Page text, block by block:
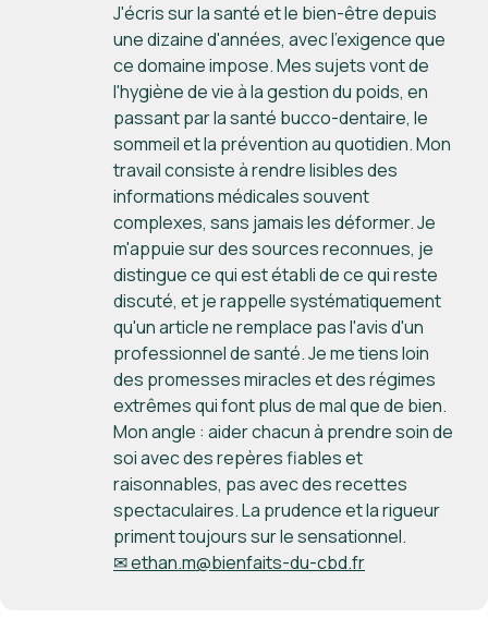
J'écris sur la santé et le bien-être depuis
une dizaine d'années, avec l'exigence que
ce domaine impose. Mes sujets vont de
l'hygiène de vie à la gestion du poids, en
passant par la santé bucco-dentaire, le
sommeil et la prévention au quotidien. Mon
travail consiste à rendre lisibles des
informations médicales souvent
complexes, sans jamais les déformer. Je
m'appuie sur des sources reconnues, je
distingue ce qui est établi de ce qui reste
discuté, et je rappelle systématiquement
qu'un article ne remplace pas l'avis d'un
professionnel de santé. Je me tiens loin
des promesses miracles et des régimes
extrêmes qui font plus de mal que de bien.
Mon angle : aider chacun à prendre soin de
soi avec des repères fiables et
raisonnables, pas avec des recettes
spectaculaires. La prudence et la rigueur
priment toujours sur le sensationnel.
✉ ethan.m@bienfaits-du-cbd.fr